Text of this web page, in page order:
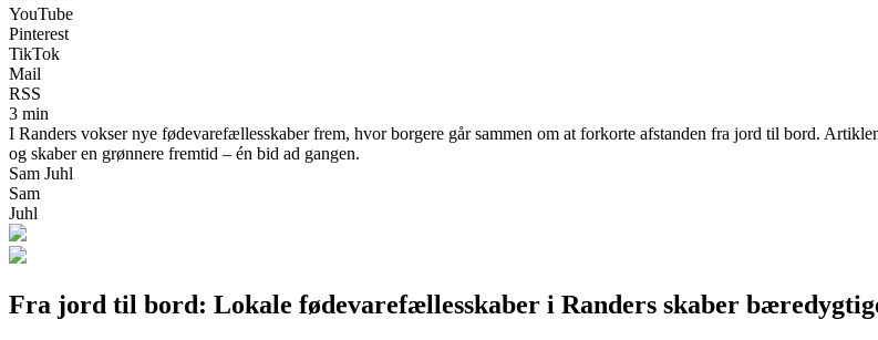
YouTube
Pinterest
TikTok
Mail
RSS
3 min
I Randers vokser nye fødevarefællesskaber frem, hvor borgere går sammen om at forkorte afstanden fra jord til bord.
og skaber en grønnere fremtid – én bid ad gangen.
Sam Juhl
Sam
Juhl
Fra jord til bord: Lokale fødevarefællesskaber i Randers skaber